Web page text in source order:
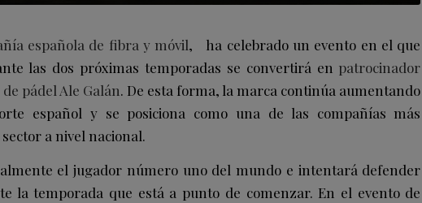
española de fibra y móvil, ha celebrado un evento en el que
las dos próximas temporadas se convertirá en patrocinador
pádel Ale Galán. De esta forma, la marca continúa aumentando
español y se posiciona como una de las compañías más
a nivel nacional.
el jugador número uno del mundo e intentará defender
la temporada que está a punto de comenzar. En el evento de